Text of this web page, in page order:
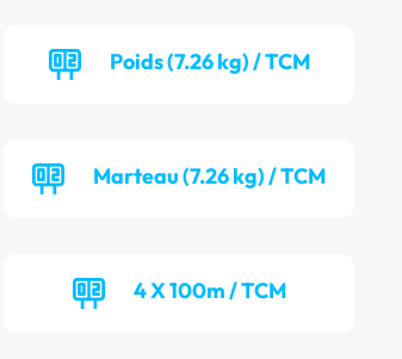
Poids (7.26 kg) / TCM
Marteau (7.26 kg) / TCM
4 X 100m / TCM